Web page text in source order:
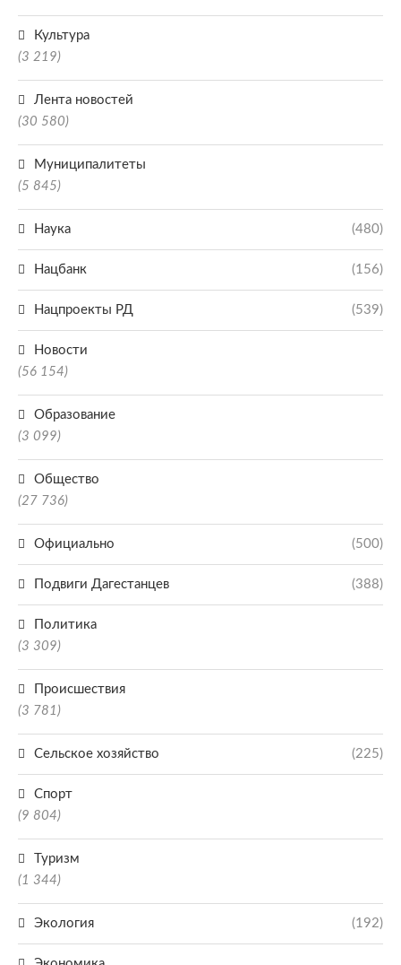
Культура
(3 219)
Лента новостей
(30 580)
Муниципалитеты
(5 845)
Наука (480)
Нацбанк (156)
Нацпроекты РД (539)
Новости
(56 154)
Образование
(3 099)
Общество
(27 736)
Официально (500)
Подвиги Дагестанцев (388)
Политика
(3 309)
Происшествия
(3 781)
Сельское хозяйство (225)
Спорт
(9 804)
Туризм
(1 344)
Экология (192)